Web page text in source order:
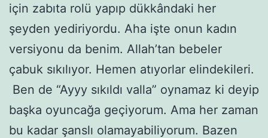
için zabıta rolü yapıp dükkândaki her
şeyden yediriyordu. Aha işte onun kadın
versiyonu da benim. Allah’tan bebeler
çabuk sıkılıyor. Hemen atıyorlar elindekileri.
Ben de “Ayyy sıkıldı valla” oynamaz ki deyip
başka oyuncağa geçiyorum. Ama her zaman
bu kadar şanslı olamayabiliyorum. Bazen